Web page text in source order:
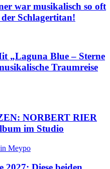
war musikalisch so oft
Schlagertitan!
„Laguna Blue – Sterne
Traumreise
NORBERT RIER
im Studio